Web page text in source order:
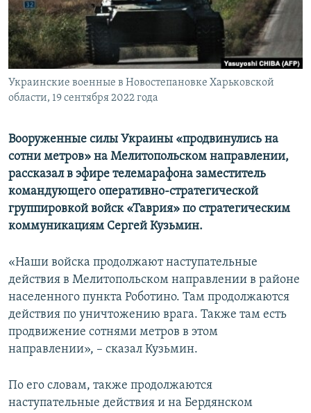
ПОБЕДИТЕЛЕЙ НЕ СУДЯТ?
КРЫМ.НЕПОКОРЕННЫЙ
ELIFBE
УКРАИНСКАЯ ПРОБЛЕМА КРЫМА
ПРИСОЕДИНЯЙТЕСЬ!
Все сайты RFE/RL
Украинские военные в Новостепановке Харьковской
области, 19 сентября 2022 года
Вооруженные силы Украины «продвинулись на
сотни метров» на Мелитопольском направлении,
рассказал в эфире телемарафона заместитель
командующего оперативно-стратегической
группировкой войск «Таврия» по стратегическим
коммуникациям Сергей Кузьмин.
«Наши войска продолжают наступательные
действия в Мелитопольском направлении в районе
населенного пункта Роботино. Там продолжаются
действия по уничтожению врага. Также там есть
продвижение сотнями метров в этом
направлении», – сказал Кузьмин.
По его словам, также продолжаются
наступательные действия и на Бердянском